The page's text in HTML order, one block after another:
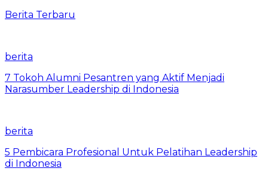
Berita Terbaru
berita
7 Tokoh Alumni Pesantren yang Aktif Menjadi
Narasumber Leadership di Indonesia
berita
5 Pembicara Profesional Untuk Pelatihan Leadership
di Indonesia